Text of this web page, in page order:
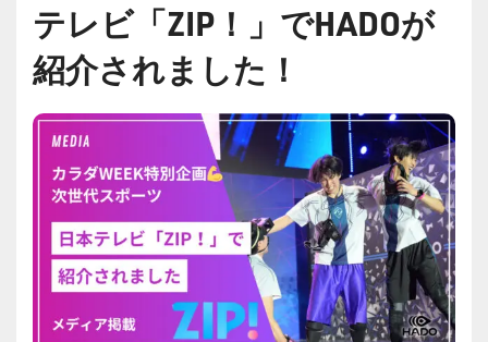
テレビ「ZIP！」でHADOが
紹介されました！